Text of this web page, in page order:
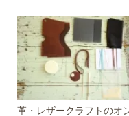
革・レザークラフトのオ